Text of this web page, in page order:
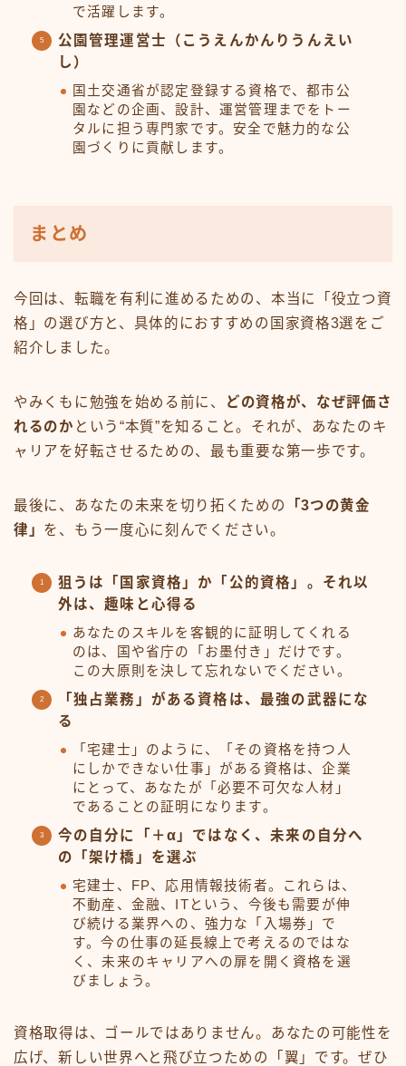
で活躍します。
公園管理運営士（こうえんかんりうんえい
し）
国土交通省が認定登録する資格で、都市公
園などの企画、設計、運営管理までをトー
タルに担う専門家です。安全で魅力的な公
園づくりに貢献します。
まとめ
今回は、転職を有利に進めるための、本当に「役立つ資
格」の選び方と、具体的におすすめの国家資格3選をご
紹介しました。
やみくもに勉強を始める前に、
どの資格が、なぜ評価さ
れるのか という“本質”を知ること。それが、あなたのキ
ャリアを好転させるための、最も重要な第一歩です。
最後に、あなたの未来を切り拓くための
「3つの黄金
律」 を、もう一度心に刻んでください。
狙うは「国家資格」か「公的資格」。それ以
外は、趣味と心得る
あなたのスキルを客観的に証明してくれる
のは、国や省庁の「お墨付き」だけです。
この大原則を決して忘れないでください。
「独占業務」がある資格は、最強の武器にな
る
「宅建士」のように、「その資格を持つ人
にしかできない仕事」がある資格は、企業
にとって、あなたが「必要不可欠な人材」
であることの証明になります。
今の自分に「＋α」ではなく、未来の自分へ
の「架け橋」を選ぶ
宅建士、FP、応用情報技術者。これらは、
不動産、金融、ITという、今後も需要が伸
び続ける業界への、強力な「入場券」で
す。今の仕事の延長線上で考えるのではな
く、未来のキャリアへの扉を開く資格を選
びましょう。
資格取得は、ゴールではありません。あなたの可能性を
広げ、新しい世界へと飛び立つための「翼」です。ぜひ